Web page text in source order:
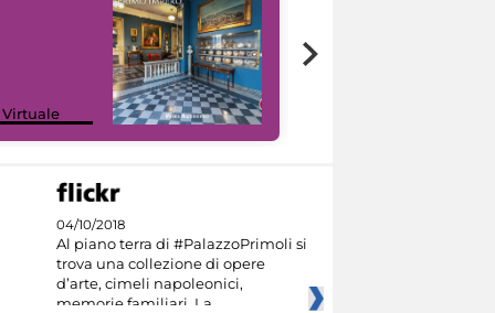
Virtuale
04/10/2018
Al piano terra di #PalazzoPrimoli si
trova una collezione di opere
d’arte, cimeli napoleonici,
memorie familiari. La